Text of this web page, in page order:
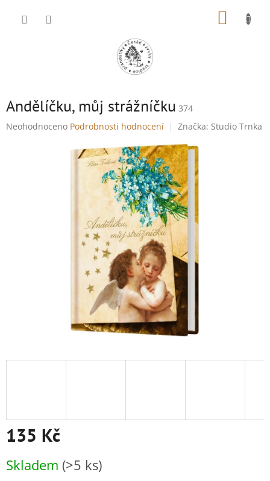
Andělíčku, můj strážníčku 374
Průměrné
Neohodnoceno Podrobnosti hodnocení Značka: Studio Trnka
135 Kč
cena:
Skladem (>5 ks)